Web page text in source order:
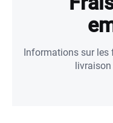
Informations sur les